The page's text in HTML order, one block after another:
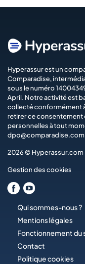
Hyperassur est un
Comparadise,
sous le numéro
April. Notre activité est
collecté conformément
retirer ce
personnelles à tout
dpo@comparadise.com
2026 © Hyperassur.com
Gestion des cookies
Qui sommes-nous ?
Mentions légales
Fonctionnement du
Contact
Politique cookies